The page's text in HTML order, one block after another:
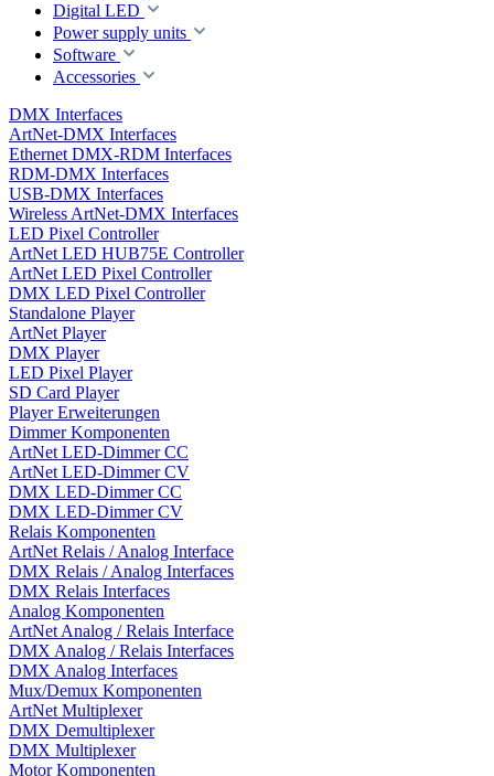
Digital LED
Power supply units
Software
Accessories
DMX Interfaces
ArtNet-DMX Interfaces
Ethernet DMX-RDM Interfaces
RDM-DMX Interfaces
USB-DMX Interfaces
Wireless ArtNet-DMX Interfaces
LED Pixel Controller
ArtNet LED HUB75E Controller
ArtNet LED Pixel Controller
DMX LED Pixel Controller
Standalone Player
ArtNet Player
DMX Player
LED Pixel Player
SD Card Player
Player Erweiterungen
Dimmer Komponenten
ArtNet LED-Dimmer CC
ArtNet LED-Dimmer CV
DMX LED-Dimmer CC
DMX LED-Dimmer CV
Relais Komponenten
ArtNet Relais / Analog Interface
DMX Relais / Analog Interfaces
DMX Relais Interfaces
Analog Komponenten
ArtNet Analog / Relais Interface
DMX Analog / Relais Interfaces
DMX Analog Interfaces
Mux/Demux Komponenten
ArtNet Multiplexer
DMX Demultiplexer
DMX Multiplexer
Motor Komponenten